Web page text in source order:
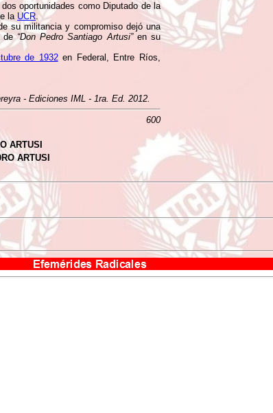
oportunidades como Diputado de la
la UCR.
su militancia y compromiso dejó una
de“Don Pedro Santiago Artusi”en su
de 1932en Federal, Entre Ríos,
- Ediciones IML - 1ra. Ed. 2012.
600
ARTUSI
ARTUSI